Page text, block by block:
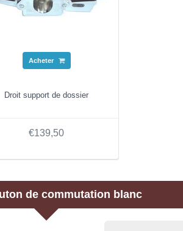
Acheter
Droit support de dossier
€139,50
de commutation blanc